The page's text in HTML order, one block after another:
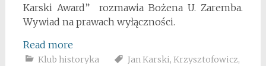
Karski Award” rozmawia Bożena U. Zaremba.
Wywiad na prawach wyłączności.
Read more
Klub historyka Jan Karski, Krzysztofowicz,